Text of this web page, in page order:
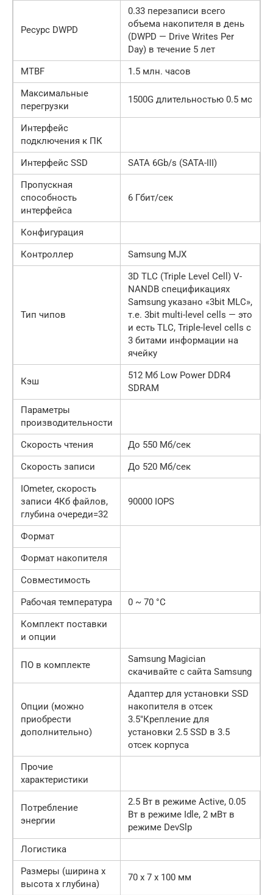
Ресурс DWPD
0.33 перезаписи всего
объема накопителя в день
(DWPD — Drive Writes Per
Day) в течение 5 лет
MTBF
1.5 млн. часов
Максимальные
перегрузки
1500G длительностью 0.5 мс
Интерфейс
подключения к ПК
Интерфейс SSD
SATA 6Gb/s (SATA-III)
Пропускная
способность
интерфейса
6 Гбит/сек
Конфигурация
Контроллер
Samsung MJX
Тип чипов
3D TLC (Triple Level Cell) V-
NANDВ спецификациях
Samsung указано «3bit MLC»,
т.е. 3bit multi-level cells — это
и есть TLC, Triple-level cells с
3 битами информации на
ячейку
Кэш
512 Мб Low Power DDR4
SDRAM
Параметры
производительности
Скорость чтения
До 550 Мб/сек
Скорость записи
До 520 Мб/сек
IOmeter, скорость
записи 4Кб файлов,
глубина очереди=32
90000 IOPS
Формат
Формат накопителя
Совместимость
Рабочая температура
0 ~ 70 °C
Комплект поставки
и опции
ПО в комплекте
Samsung Magician
скачивайте с сайта Samsung
Опции (можно
приобрести
дополнительно)
Адаптер для установки SSD
накопителя в отсек
3.5″Крепление для
установки 2.5 SSD в 3.5
отсек корпуса
Прочие
характеристики
Потребление
энергии
2.5 Вт в режиме Active, 0.05
Вт в режиме Idle, 2 мВт в
режиме DevSlp
Логистика
Размеры (ширина x
высота x глубина)
70 x 7 x 100 мм